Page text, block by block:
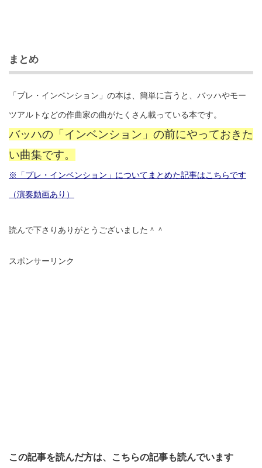
まとめ
「プレ・インベンション」の本は、簡単に言うと、バッハやモー
ツアルトなどの作曲家の曲がたくさん載っている本です。
バッハの「インベンション」の前にやっておきた
い曲集です。
※「プレ・インベンション」についてまとめた記事はこちらです
（演奏動画あり）
読んで下さりありがとうございました＾＾
スポンサーリンク
この記事を読んだ方は、こちらの記事も読んでいます